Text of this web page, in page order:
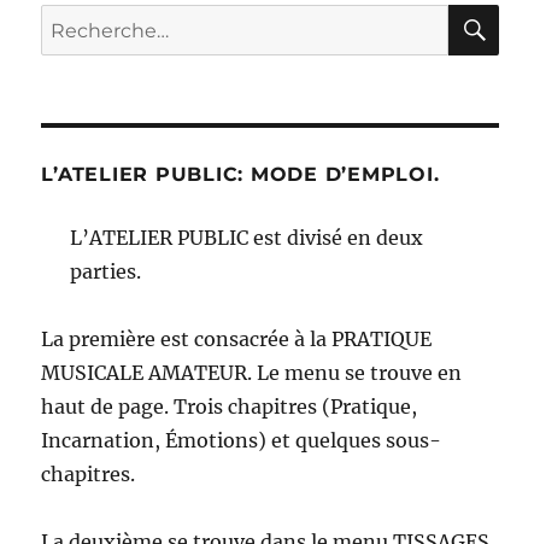
Recherche
pour :
L’ATELIER PUBLIC: MODE D’EMPLOI.
L’ATELIER PUBLIC est divisé en deux
parties.
La première est consacrée à la PRATIQUE
MUSICALE AMATEUR. Le menu se trouve en
haut de page. Trois chapitres (Pratique,
Incarnation, Émotions) et quelques sous-
chapitres.